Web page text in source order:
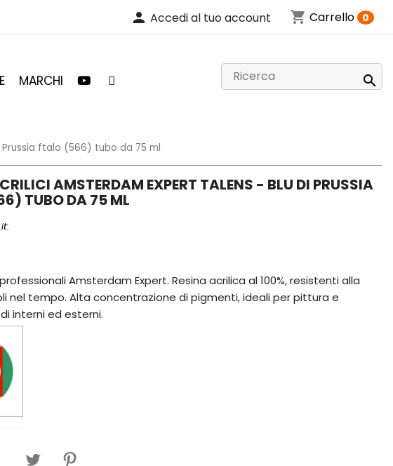
person Accedi al tuo account shopping_cart Carrello 0
MARCHI 
Prussia ftalo (566) tubo da 75 ml
AMSTERDAM EXPERT TALENS - BLU DI PRUSSIA
TUBO DA 75 ML
Amsterdam Expert. Resina acrilica al 100%, resistenti alla
nel tempo. Alta concentrazione di pigmenti, ideali per pittura e
interni ed esterni.